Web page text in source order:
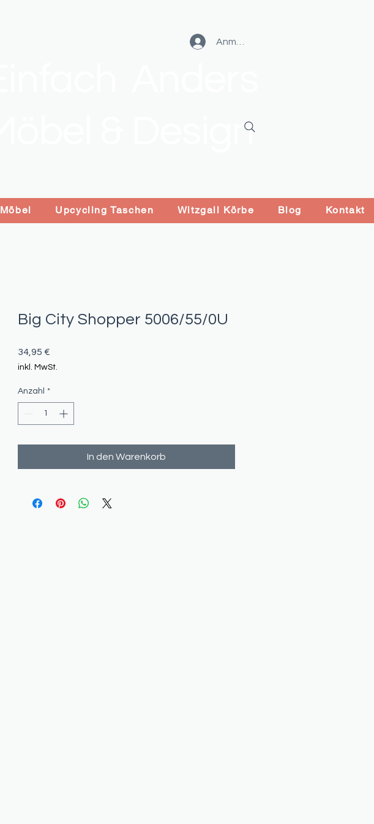
Anmelden
Möbel & Design
Möbel Upcycling Taschen Witzgall Körbe Blog Kontakt
Big City Shopper 5006/55/0U
34,95 €
inkl. MwSt.
Anzahl *
In den Warenkorb